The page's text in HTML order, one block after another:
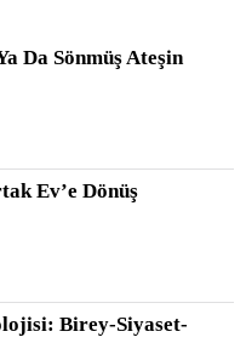
Da Sönmüş Ateşin
Ev’e Dönüş
Birey-Siyaset-